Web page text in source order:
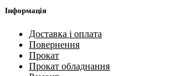
Інформація
Доставка і оплата
Повернення
Прокат
Прокат обладнання